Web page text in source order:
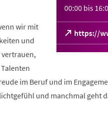
00:00 bis
https://
(Öffnet
in
Tab)
wir mit
und
im Beruf und im
und manchmal geht